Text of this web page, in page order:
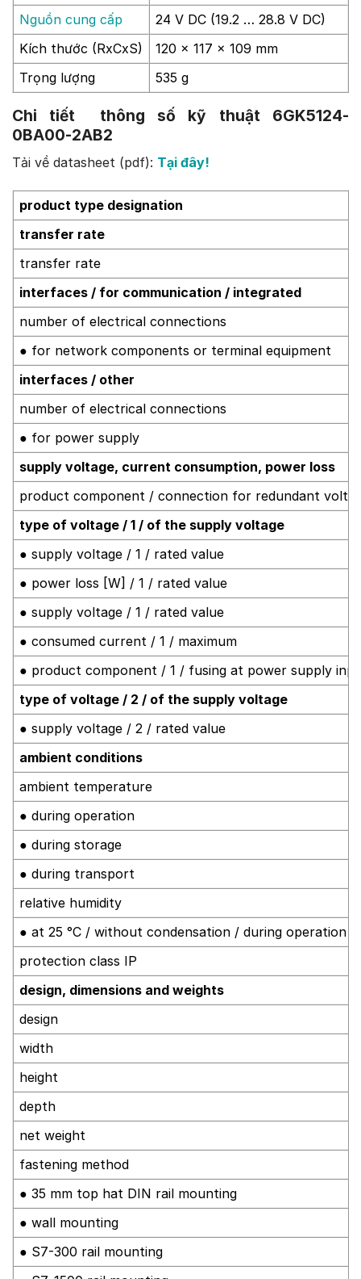
Nguồn cung cấp
24 V DC (19.2 … 28.8 V DC)
Kích thước (RxCxS)
120 x 117 x 109 mm
Trọng lượng
535 g
Chi tiết thông số kỹ thuật 6GK5124-
0BA00-2AB2
Tải về datasheet (pdf): Tại đây!
product type designation
transfer rate
transfer rate
interfaces / for communication / integrated
number of electrical connections
● for network components or terminal equipment
interfaces / other
number of electrical connections
● for power supply
supply voltage, current consumption, power loss
product component / connection for redundant
type of voltage / 1 / of the supply voltage
● supply voltage / 1 / rated value
● power loss [W] / 1 / rated value
● supply voltage / 1 / rated value
● consumed current / 1 / maximum
● product component / 1 / fusing at power supply
type of voltage / 2 / of the supply voltage
● supply voltage / 2 / rated value
ambient conditions
ambient temperature
● during operation
● during storage
● during transport
relative humidity
● at 25 °C / without condensation / during operation /
protection class IP
design, dimensions and weights
design
width
height
depth
net weight
fastening method
● 35 mm top hat DIN rail mounting
● wall mounting
● S7-300 rail mounting